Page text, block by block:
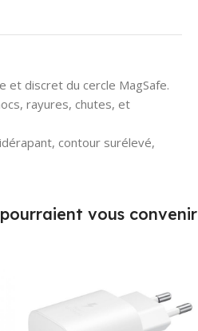
et discret du cercle MagSafe.
rayures, chutes, et
contour surélevé,
vous convenir